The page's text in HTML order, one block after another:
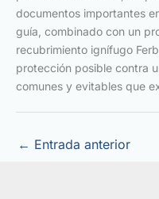
documentos importantes
guía, combinado con un
recubrimiento ignífugo
protección posible contra
comunes y evitables que
← Entrada anterior